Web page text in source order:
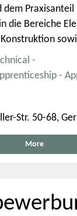
dem
die Bereiche
-
-
Str. 50-68,
More